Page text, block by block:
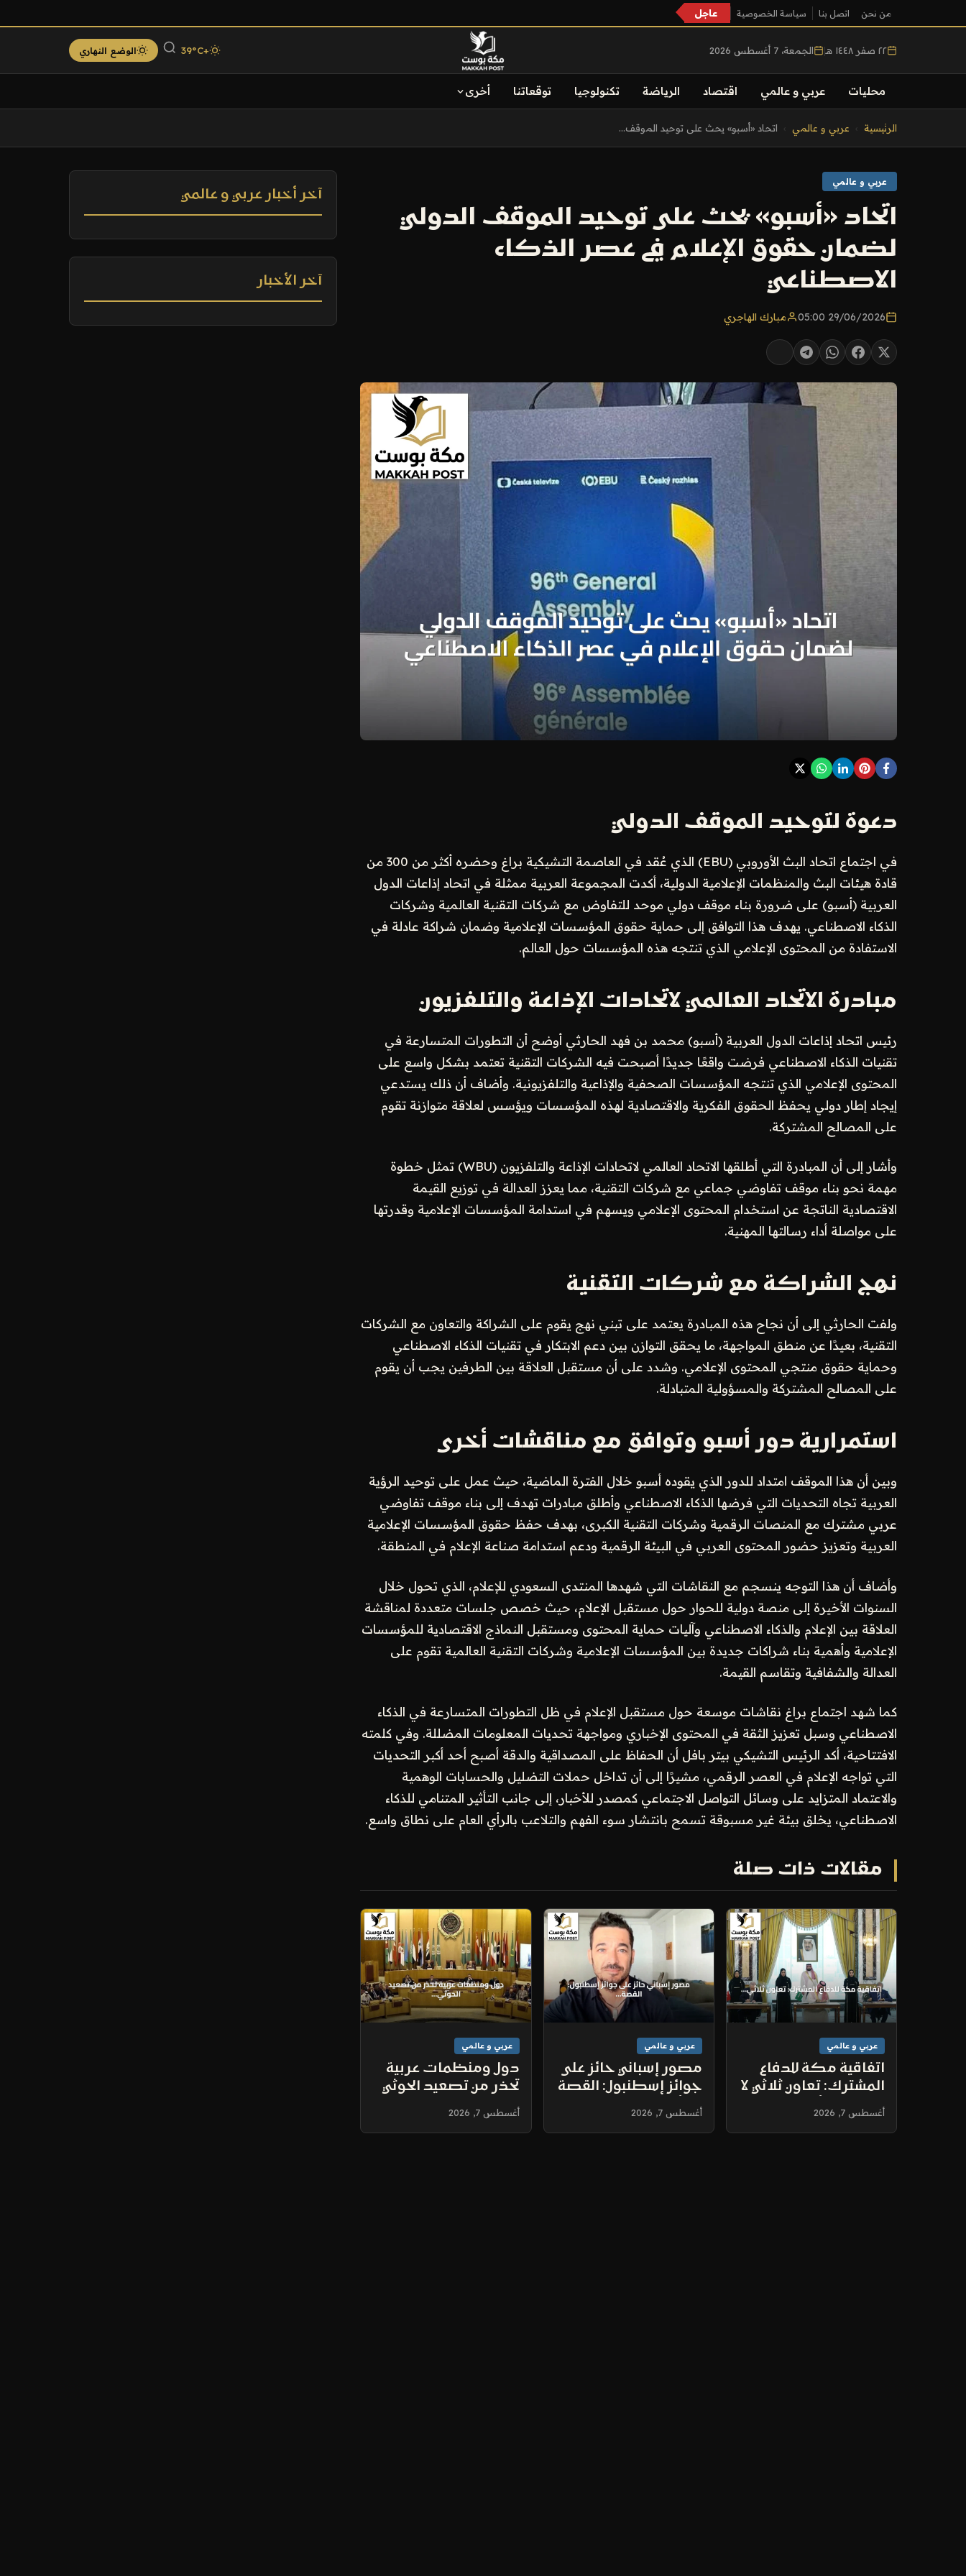
من نحن اتصل بنا سياسة الخصوصية عاجل
٢٢ صفر ١٤٤٨ هـ | الجمعة، 7 أغسطس 2026 +39°C الوضع النهاري
محليات عربي و عالمي اقتصاد الرياضة تكنولوجيا توقعاتنا أخرى
الرئيسية عربي و عالمي اتحاد «أسبو» يحث على توحيد الموقف...
عربي و عالمي
اتحاد «أسبو» يحث على توحيد الموقف الدولي
لضمان حقوق الإعلام في عصر الذكاء
الاصطناعي
29/06/2026 05:00 مبارك الهاجري
دعوة لتوحيد الموقف الدولي
في اجتماع اتحاد البث الأوروبي (EBU) الذي عُقد في العاصمة التشيكية براغ وحضره أكثر من 300 من
قادة هيئات البث والمنظمات الإعلامية الدولية، أكدت المجموعة العربية ممثلة في اتحاد إذاعات الدول
العربية (أسبو) على ضرورة بناء موقف دولي موحد للتفاوض مع شركات التقنية العالمية وشركات
الذكاء الاصطناعي. يهدف هذا التوافق إلى حماية حقوق المؤسسات الإعلامية وضمان شراكة عادلة في
الاستفادة من المحتوى الإعلامي الذي تنتجه هذه المؤسسات حول العالم.
مبادرة الاتحاد العالمي لاتحادات الإذاعة والتلفزيون
رئيس اتحاد إذاعات الدول العربية (أسبو) محمد بن فهد الحارثي أوضح أن التطورات المتسارعة في
تقنيات الذكاء الاصطناعي فرضت واقعًا جديدًا أصبحت فيه الشركات التقنية تعتمد بشكل واسع على
المحتوى الإعلامي الذي تنتجه المؤسسات الصحفية والإذاعية والتلفزيونية. وأضاف أن ذلك يستدعي
إيجاد إطار دولي يحفظ الحقوق الفكرية والاقتصادية لهذه المؤسسات ويؤسس لعلاقة متوازنة تقوم
على المصالح المشتركة.
وأشار إلى أن المبادرة التي أطلقها الاتحاد العالمي لاتحادات الإذاعة والتلفزيون (WBU) تمثل خطوة
مهمة نحو بناء موقف تفاوضي جماعي مع شركات التقنية، مما يعزز العدالة في توزيع القيمة
الاقتصادية الناتجة عن استخدام المحتوى الإعلامي ويسهم في استدامة المؤسسات الإعلامية وقدرتها
على مواصلة أداء رسالتها المهنية.
نهج الشراكة مع شركات التقنية
ولفت الحارثي إلى أن نجاح هذه المبادرة يعتمد على تبني نهج يقوم على الشراكة والتعاون مع الشركات
التقنية، بعيدًا عن منطق المواجهة، ما يحقق التوازن بين دعم الابتكار في تقنيات الذكاء الاصطناعي
وحماية حقوق منتجي المحتوى الإعلامي. وشدد على أن مستقبل العلاقة بين الطرفين يجب أن يقوم
على المصالح المشتركة والمسؤولية المتبادلة.
استمرارية دور أسبو وتوافق مع مناقشات أخرى
وبين أن هذا الموقف امتداد للدور الذي يقوده أسبو خلال الفترة الماضية، حيث عمل على توحيد الرؤية
العربية تجاه التحديات التي فرضها الذكاء الاصطناعي وأطلق مبادرات تهدف إلى بناء موقف تفاوضي
عربي مشترك مع المنصات الرقمية وشركات التقنية الكبرى، بهدف حفظ حقوق المؤسسات الإعلامية
العربية وتعزيز حضور المحتوى العربي في البيئة الرقمية ودعم استدامة صناعة الإعلام في المنطقة.
وأضاف أن هذا التوجه ينسجم مع النقاشات التي شهدها المنتدى السعودي للإعلام، الذي تحول خلال
السنوات الأخيرة إلى منصة دولية للحوار حول مستقبل الإعلام، حيث خصص جلسات متعددة لمناقشة
العلاقة بين الإعلام والذكاء الاصطناعي وآليات حماية المحتوى ومستقبل النماذج الاقتصادية للمؤسسات
الإعلامية وأهمية بناء شراكات جديدة بين المؤسسات الإعلامية وشركات التقنية العالمية تقوم على
العدالة والشفافية وتقاسم القيمة.
كما شهد اجتماع براغ نقاشات موسعة حول مستقبل الإعلام في ظل التطورات المتسارعة في الذكاء
الاصطناعي وسبل تعزيز الثقة في المحتوى الإخباري ومواجهة تحديات المعلومات المضللة. وفي كلمته
الافتتاحية، أكد الرئيس التشيكي بيتر بافل أن الحفاظ على المصداقية والدقة أصبح أحد أكبر التحديات
التي تواجه الإعلام في العصر الرقمي، مشيرًا إلى أن تداخل حملات التضليل والحسابات الوهمية
والاعتماد المتزايد على وسائل التواصل الاجتماعي كمصدر للأخبار، إلى جانب التأثير المتنامي للذكاء
الاصطناعي، يخلق بيئة غير مسبوقة تسمح بانتشار سوء الفهم والتلاعب بالرأي العام على نطاق واسع.
مقالات ذات صلة
عربي و عالمي
اتفاقية مكة للدفاع
المشترك: تعاون ثلاثي لا
يستهدف أي دولة
أغسطس 7, 2026
عربي و عالمي
مصور إسباني حائز على
جوائز إسطنبول: القصة
تبدأ قبل الضغط على زر
الغالق
أغسطس 7, 2026
عربي و عالمي
دول ومنظمات عربية
تحذر من تصعيد الحوثي
على نجران وتهديده لأمن
المنطقة
أغسطس 7, 2026
آخر أخبار عربي و عالمي
آخر الأخبار